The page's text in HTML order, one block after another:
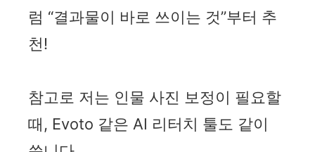
럼 “결과물이 바로 쓰이는 것”부터 추
천!
참고로 저는 인물 사진 보정이 필요할
때, Evoto 같은 AI 리터치 툴도 같이